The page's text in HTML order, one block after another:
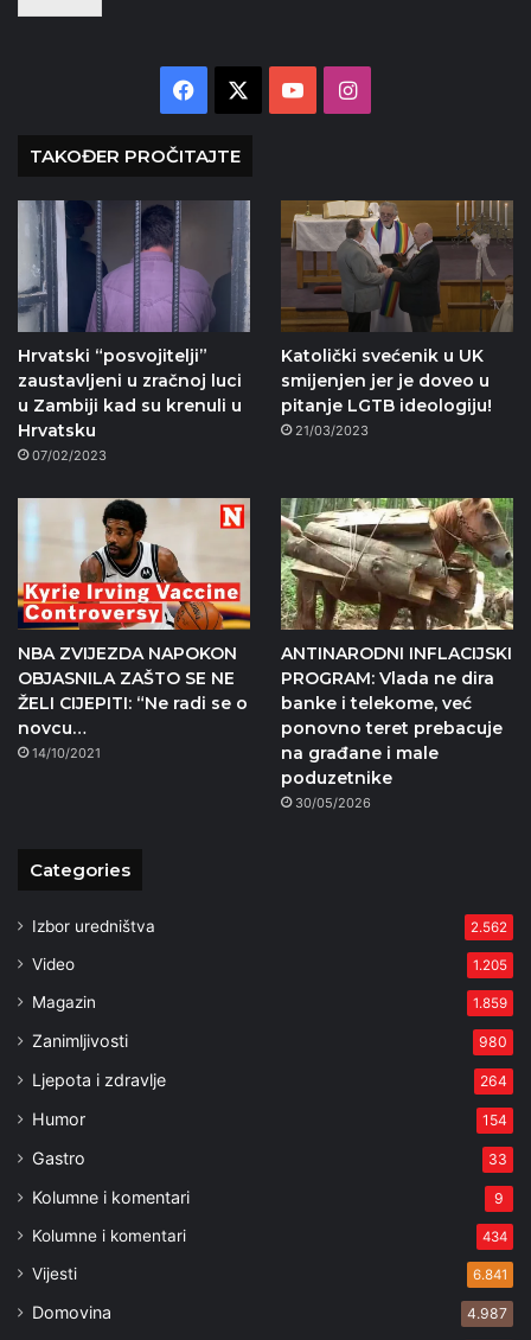
Facebook YouTubeInstagram
TAKOĐER PROČITAJTE
Hrvatski “posvojitelji”
zaustavljeni u zračnoj luci
u Zambiji kad su krenuli u
Hrvatsku
07/02/2023
Katolički svećenik u UK
smijenjen jer je doveo u
pitanje LGTB ideologiju!
21/03/2023
NBA ZVIJEZDA NAPOKON
OBJASNILA ZAŠTO SE NE
ŽELI CIJEPITI: “Ne radi se o
novcu…
14/10/2021
ANTINARODNI INFLACIJSKI
PROGRAM: Vlada ne dira
banke i telekome, već
ponovno teret prebacuje
na građane i male
poduzetnike
30/05/2026
Categories
Izbor uredništva 2.562
Video 1.205
Magazin 1.859
Zanimljivosti 980
Ljepota i zdravlje 264
Humor 154
Gastro 33
Kolumne i komentari 9
Kolumne i komentari 434
Vijesti 6.841
Domovina 4.987